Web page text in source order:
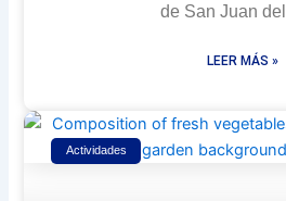
de San Juan
LEER MÁS »
Actividades